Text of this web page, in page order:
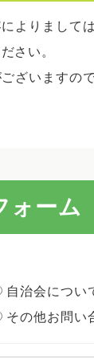
よりまして
さい。
ざいますの
ォーム
自治会につい
その他お問い